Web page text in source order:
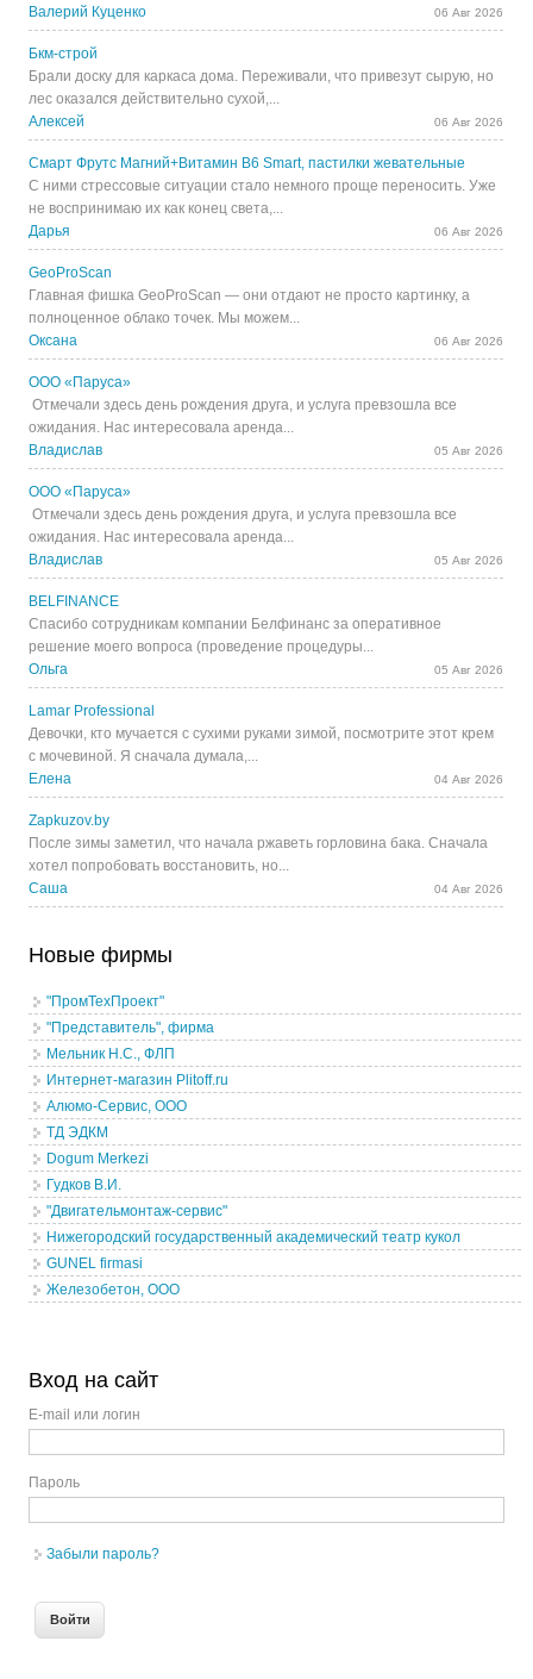
Валерий Куценко
06 Авг 2026
Бкм-строй
Брали доску для каркаса дома. Переживали, что привезут сырую, но
лес оказался действительно сухой,...
Алексей
06 Авг 2026
Смарт Фрутс Магний+Витамин В6 Smart, пастилки жевательные
С ними стрессовые ситуации стало немного проще переносить. Уже
не воспринимаю их как конец света,...
Дарья
06 Авг 2026
GeoProScan
Главная фишка GeoProScan — они отдают не просто картинку, а
полноценное облако точек. Мы можем...
Оксана
06 Авг 2026
ООО «Паруса»
Отмечали здесь день рождения друга, и услуга превзошла все
ожидания. Нас интересовала аренда...
Владислав
05 Авг 2026
ООО «Паруса»
Отмечали здесь день рождения друга, и услуга превзошла все
ожидания. Нас интересовала аренда...
Владислав
05 Авг 2026
BELFINANCE
Спасибо сотрудникам компании Белфинанс за оперативное
решение моего вопроса (проведение процедуры...
Ольга
05 Авг 2026
Lamar Professional
Девочки, кто мучается с сухими руками зимой, посмотрите этот крем
с мочевиной. Я сначала думала,...
Елена
04 Авг 2026
Zapkuzov.by
После зимы заметил, что начала ржаветь горловина бака. Сначала
хотел попробовать восстановить, но...
Саша
04 Авг 2026
Новые фирмы
"ПромТехПроект"
"Представитель", фирма
Мельник Н.С., ФЛП
Интернет-магазин Plitoff.ru
Алюмо-Сервис, ООО
ТД ЭДКМ
Dogum Merkezi
Гудков В.И.
"Двигательмонтаж-сервис"
Нижегородский государственный академический театр кукол
GUNEL firmasi
Железобетон, ООО
Вход на сайт
E-mail или логин
Пароль
Забыли пароль?